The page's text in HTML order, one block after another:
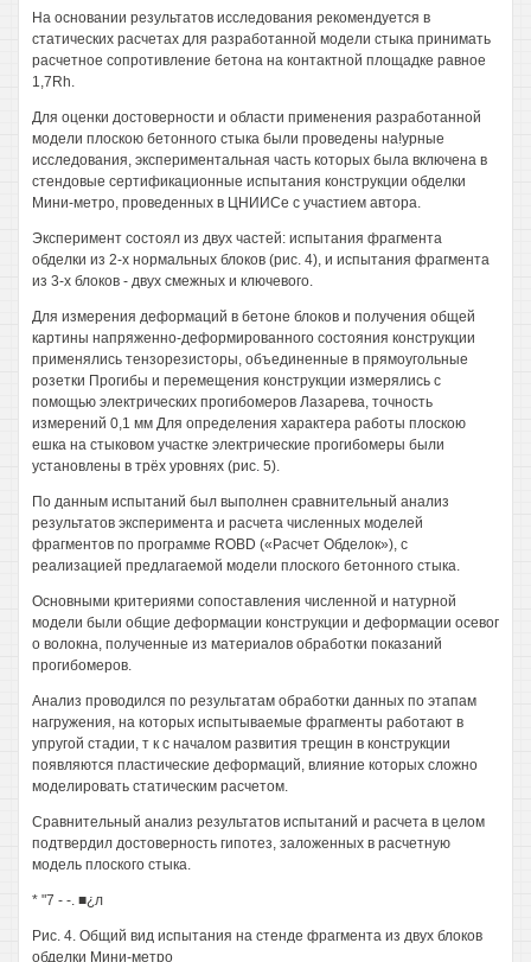
На основании результатов исследования рекомендуется в
статических расчетах для разработанной модели стыка принимать
расчетное сопротивление бетона на контактной площадке равное
1,7Rh.
Для оценки достоверности и области применения разработанной
модели плоскою бетонного стыка были проведены на!урные
исследования, экспериментальная часть которых была включена в
стендовые сертификационные испытания конструкции обделки
Мини-метро, проведенных в ЦНИИСе с участием автора.
Эксперимент состоял из двух частей: испытания фрагмента
обделки из 2-х нормальных блоков (рис. 4), и испытания фрагмента
из 3-х блоков - двух смежных и ключевого.
Для измерения деформаций в бетоне блоков и получения общей
картины напряженно-деформированного состояния конструкции
применялись тензорезисторы, объединенные в прямоугольные
розетки Прогибы и перемещения конструкции измерялись с
помощью электрических прогибомеров Лазарева, точность
измерений 0,1 мм Для определения характера работы плоскою
ешка на стыковом участке электрические прогибомеры были
установлены в трёх уровнях (рис. 5).
По данным испытаний был выполнен сравнительный анализ
результатов эксперимента и расчета численных моделей
фрагментов по программе ROBD («Расчет Обделок»), с
реализацией предлагаемой модели плоского бетонного стыка.
Основными критериями сопоставления численной и натурной
модели были общие деформации конструкции и деформации осевог
о волокна, полученные из материалов обработки показаний
прогибомеров.
Анализ проводился по результатам обработки данных по этапам
нагружения, на которых испытываемые фрагменты работают в
упругой стадии, т к с началом развития трещин в конструкции
появляются пластические деформаций, влияние которых сложно
моделировать статическим расчетом.
Сравнительный анализ результатов испытаний и расчета в целом
подтвердил достоверность гипотез, заложенных в расчетную
модель плоского стыка.
* "7 - -. ■¿л
Рис. 4. Общий вид испытания на стенде фрагмента из двух блоков
обделки Мини-метро